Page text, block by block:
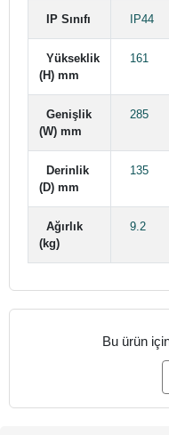
IP Sınıfı IP44
Yükseklik
(H) mm
161
Genişlik
(W) mm
285
Derinlik
(D) mm
135
Ağırlık
(kg)
9.2
Bu ürün